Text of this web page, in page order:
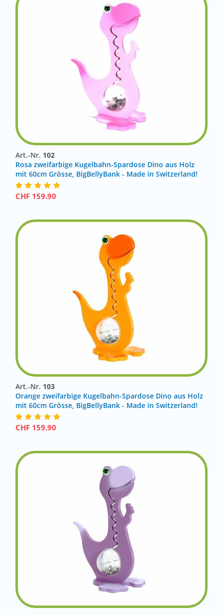
Art.-Nr. 102
Rosa zweifarbige Kugelbahn-Spardose Dino aus Holz
mit 60cm Grösse, BigBellyBank - Made in Switzerland!
CHF 159.90
Art.-Nr. 103
Orange zweifarbige Kugelbahn-Spardose Dino aus Holz
mit 60cm Grösse, BigBellyBank - Made in Switzerland!
CHF 159.90